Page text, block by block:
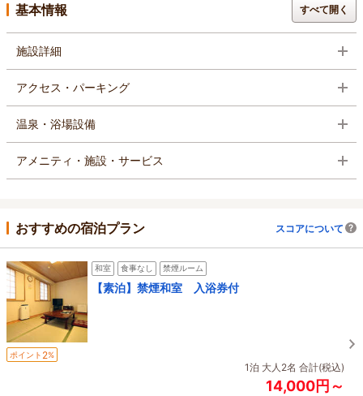
基本情報 すべて開く
施設詳細
アクセス・パーキング
温泉・浴場設備
アメニティ・施設・サービス
おすすめの宿泊プラン スコアについて
和室 食事なし 禁煙ルーム
【素泊】禁煙和室 入浴券付
ポイント 2%
1泊 大人2名 合計(税込)
14,000円～